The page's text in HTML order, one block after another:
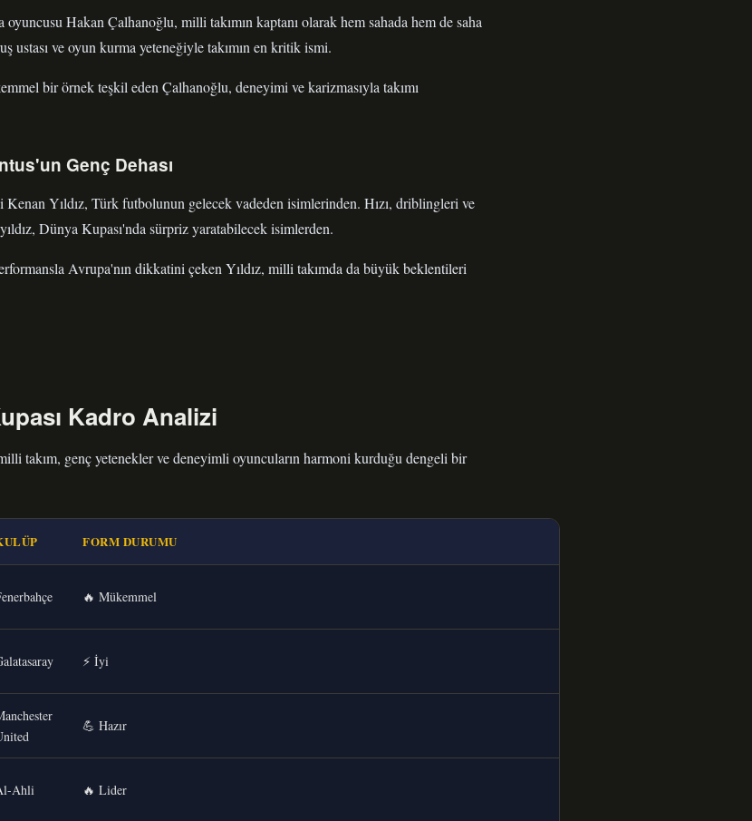
Hakan Çalhanoğlu, milli takımın kaptanı olarak hem sahada hem de saha
ustası ve oyun kurma yeteneğiyle takımın en kritik ismi.
bir örnek teşkil eden Çalhanoğlu, deneyimi ve karizmasıyla takımı
Genç Dehası
Kenan Yıldız, Türk futbolunun gelecek vadeden isimlerinden. Hızı, driblingleri ve
Dünya Kupası'nda sürpriz yaratabilecek isimlerden.
Avrupa'nın dikkatini çeken Yıldız, milli takımda da büyük beklentileri
Kadro Analizi
takım, genç yetenekler ve deneyimli oyuncuların harmoni kurduğu dengeli bir
FORM DURUMU
🔥 Mükemmel
⚡ İyi
💪 Hazır
Ahli 🔥 Lider